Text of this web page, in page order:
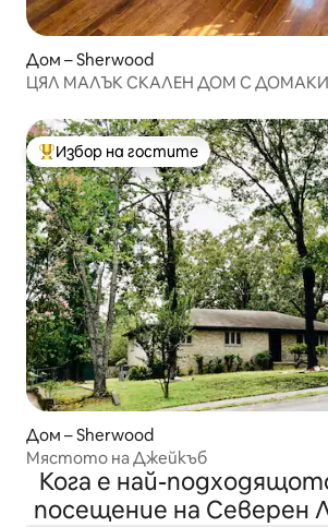
Дом – Sherwood
ЦЯЛ МАЛЪК СКАЛЕН ДОМ С
Най-популярен избор на гостите
Избор на гостите
Дом – Sherwood
Мястото на Джейкъб
Кога е най-
посещение на Северен